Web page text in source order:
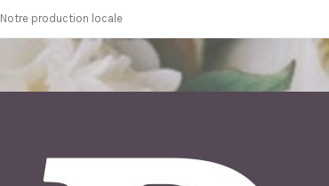
Notre production locale